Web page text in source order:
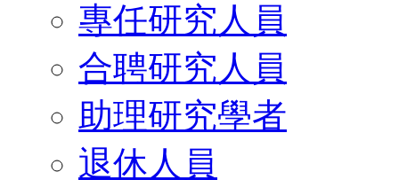
專任研究人員
合聘研究人員
助理研究學者
退休人員